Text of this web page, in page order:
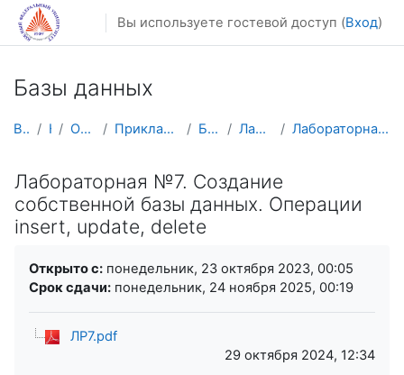
Перейти к основному содержанию
Вы используете гостевой доступ (Вход)
Базы данных
В начало Курсы Осенний семестр Прикладная математика и информатика БД(2025) 3 курс Лабораторные работы. Лабораторная №7. Создание собственной базы данных....
Лабораторная №7. Создание
собственной базы данных. Операции
insert, update, delete
Открыто с: понедельник, 23 октября 2023, 00:05
Срок сдачи: понедельник, 24 ноября 2025, 00:19
ЛР7.pdf
29 октября 2024, 12:34